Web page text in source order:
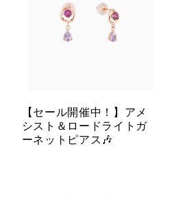
【セール開催中！】アメ
シスト＆ロードライトガ
ーネットピアス🎶